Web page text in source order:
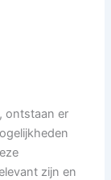
ontstaan ​​er
zijn en